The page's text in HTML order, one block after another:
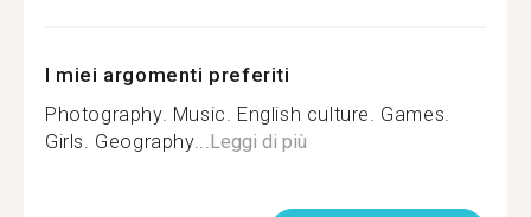
I miei argomenti preferiti
Photography. Music. English culture. Games.
Girls. Geography... Leggi di più